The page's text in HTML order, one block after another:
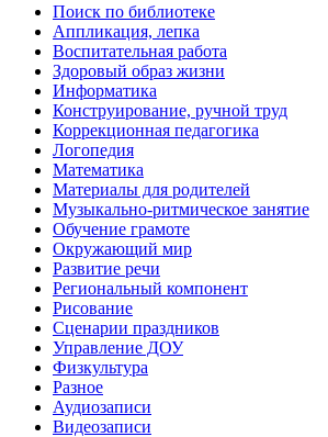
Поиск по библиотеке
Аппликация, лепка
Воспитательная работа
Здоровый образ жизни
Информатика
Конструирование, ручной труд
Коррекционная педагогика
Логопедия
Математика
Материалы для родителей
Музыкально-ритмическое занятие
Обучение грамоте
Окружающий мир
Развитие речи
Региональный компонент
Рисование
Сценарии праздников
Управление ДОУ
Физкультура
Разное
Аудиозаписи
Видеозаписи